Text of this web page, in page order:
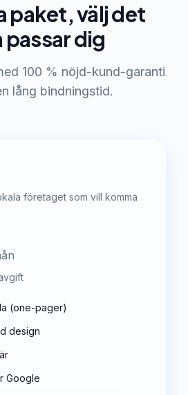
paket, välj det
passar dig
100 % nöjd-kund-garanti
lång bindningstid.
företaget som vill komma
(one-pager)
design
Google